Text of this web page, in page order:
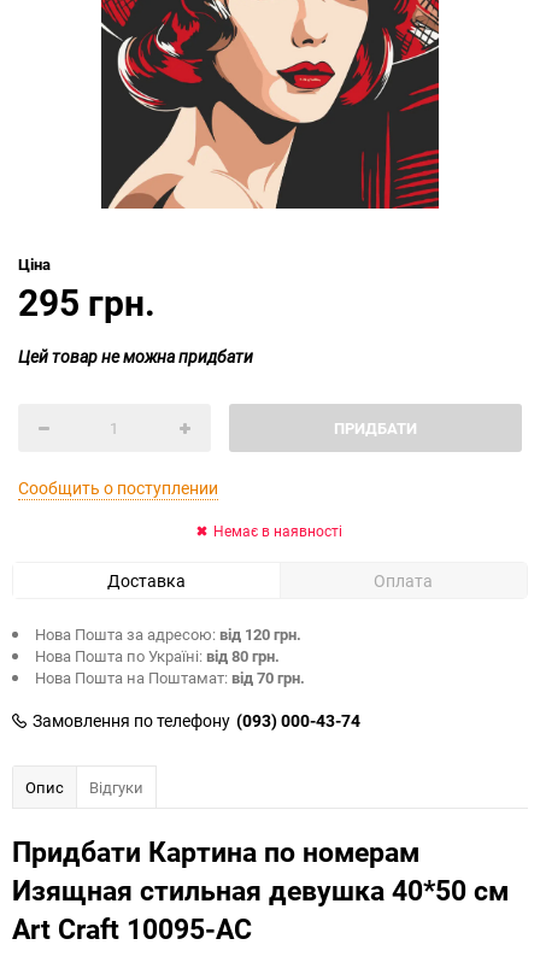
Ціна
295 грн.
Цей товар не можна придбати
ПРИДБАТИ
Сообщить о поступлении
Немає в наявності
Доставка Оплата
Нова Пошта за адресою:від 120 грн.
Нова Пошта по Україні:від 80 грн.
Нова Пошта на Поштамат:від 70 грн.
Замовлення по телефону (093) 000-43-74
Опис Відгуки
Придбати Картина по номерам
Изящная стильная девушка 40*50 см
Art Craft 10095-AC